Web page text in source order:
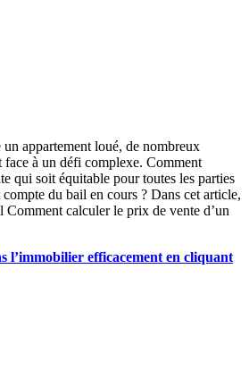
un appartement loué, de nombreux
face à un défi complexe. Comment
qui soit équitable pour toutes les parties
du bail en cours ? Dans cet article,
Comment calculer le prix de vente d’un
l’immobilier efficacement en cliquant